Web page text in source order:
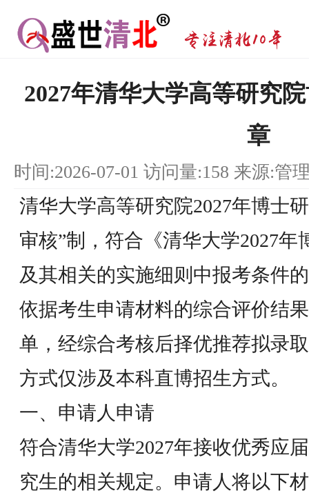
2027年清华大学高等研究
章
时间:2026-07-01 访问量:158 来源:管
清华大学高等研究院2027年博士
审核”制，符合《清华大学2027
及其相关的实施细则中报考条件
依据考生申请材料的综合评价结
单，经综合考核后择优推荐拟录
方式仅涉及本科直博招生方式。
一、申请人申请
符合清华大学2027年接收优秀应
究生的相关规定。申请人将以下